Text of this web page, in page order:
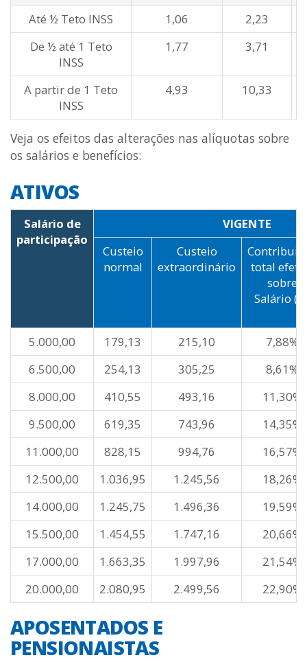
Até ½ Teto INSS 1,06
2,23
De ½ até 1 Teto
INSS
1,77 3,71
A partir de 1 Teto
INSS
4,93 10,33
Veja os efeitos das alterações nas alíquotas sobre
os salários e benefícios:
ATIVOS
Salário de
participação
VIGENTE
Custeio
normal
Custeio
extraordinário
total
sobre
Salário
5.000,00 179,13 215,10
7,88%
6.500,00
254,13 305,25
8,61%
8.000,00
410,55 493,16
11,30%
9.500,00
619,35 743,96
14,35%
11.000,00
828,15 994,76
16,57%
12.500,00
1.036,95 1.245,56
18,26%
14.000,00
1.245,75 1.496,36
19,59%
15.500,00
1.454,55 1.747,16
20,66%
17.000,00
1.663,35 1.997,96
21,54%
20.000,00
2.080,95 2.499,56 22,90%
APOSENTADOS E
PENSIONAISTAS